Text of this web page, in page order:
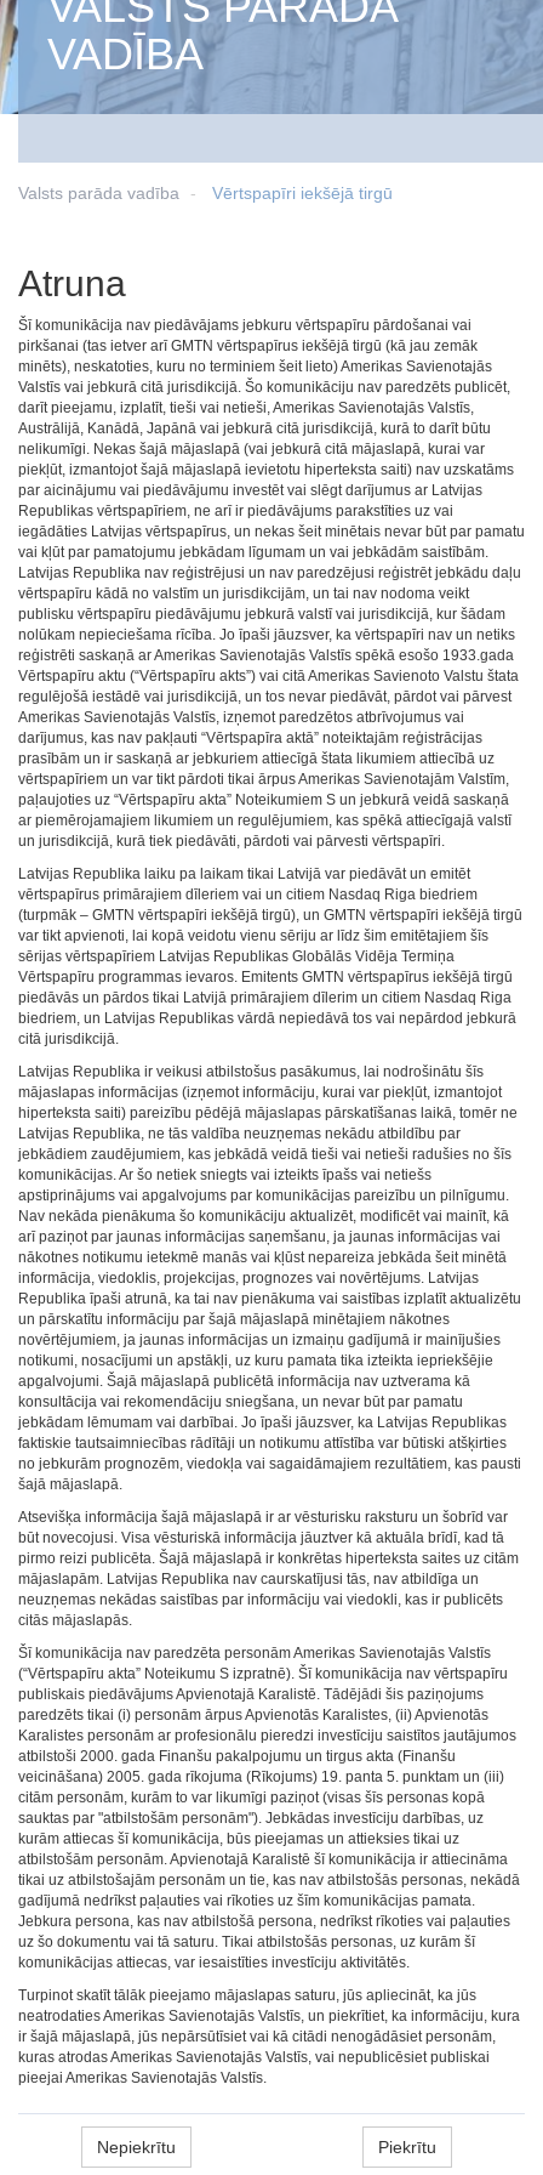
VADĪBA
Valsts parāda vadība Vērtspapīri iekšējā tirgū
Atruna
Šī komunikācija nav piedāvājams jebkuru vērtspapīru pārdošanai vai
pirkšanai (tas ietver arī GMTN vērtspapīrus iekšējā tirgū (kā jau zemāk
minēts), neskatoties, kuru no terminiem šeit lieto) Amerikas Savienotajās
Valstīs vai jebkurā citā jurisdikcijā. Šo komunikāciju nav paredzēts publicēt,
darīt pieejamu, izplatīt, tieši vai netieši, Amerikas Savienotajās Valstīs,
Austrālijā, Kanādā, Japānā vai jebkurā citā jurisdikcijā, kurā to darīt būtu
nelikumīgi. Nekas šajā mājaslapā (vai jebkurā citā mājaslapā, kurai var
piekļūt, izmantojot šajā mājaslapā ievietotu hiperteksta saiti) nav uzskatāms
par aicinājumu vai piedāvājumu investēt vai slēgt darījumus ar Latvijas
Republikas vērtspapīriem, ne arī ir piedāvājums parakstīties uz vai
iegādāties Latvijas vērtspapīrus, un nekas šeit minētais nevar būt par pamatu
vai kļūt par pamatojumu jebkādam līgumam un vai jebkādām saistībām.
Latvijas Republika nav reģistrējusi un nav paredzējusi reģistrēt jebkādu daļu
vērtspapīru kādā no valstīm un jurisdikcijām, un tai nav nodoma veikt
publisku vērtspapīru piedāvājumu jebkurā valstī vai jurisdikcijā, kur šādam
nolūkam nepieciešama rīcība. Jo īpaši jāuzsver, ka vērtspapīri nav un netiks
reģistrēti saskaņā ar Amerikas Savienotajās Valstīs spēkā esošo 1933.gada
Vērtspapīru aktu (“Vērtspapīru akts”) vai citā Amerikas Savienoto Valstu štata
regulējošā iestādē vai jurisdikcijā, un tos nevar piedāvāt, pārdot vai pārvest
Amerikas Savienotajās Valstīs, izņemot paredzētos atbrīvojumus vai
darījumus, kas nav pakļauti “Vērtspapīra aktā” noteiktajām reģistrācijas
prasībām un ir saskaņā ar jebkuriem attiecīgā štata likumiem attiecībā uz
vērtspapīriem un var tikt pārdoti tikai ārpus Amerikas Savienotajām Valstīm,
paļaujoties uz “Vērtspapīru akta” Noteikumiem S un jebkurā veidā saskaņā
ar piemērojamajiem likumiem un regulējumiem, kas spēkā attiecīgajā valstī
un jurisdikcijā, kurā tiek piedāvāti, pārdoti vai pārvesti vērtspapīri.
Latvijas Republika laiku pa laikam tikai Latvijā var piedāvāt un emitēt
vērtspapīrus primārajiem dīleriem vai un citiem Nasdaq Riga biedriem
(turpmāk – GMTN vērtspapīri iekšējā tirgū), un GMTN vērtspapīri iekšējā tirgū
var tikt apvienoti, lai kopā veidotu vienu sēriju ar līdz šim emitētajiem šīs
sērijas vērtspapīriem Latvijas Republikas Globālās Vidēja Termiņa
Vērtspapīru programmas ievaros. Emitents GMTN vērtspapīrus iekšējā tirgū
piedāvās un pārdos tikai Latvijā primārajiem dīlerim un citiem Nasdaq Riga
biedriem, un Latvijas Republikas vārdā nepiedāvā tos vai nepārdod jebkurā
citā jurisdikcijā.
Latvijas Republika ir veikusi atbilstošus pasākumus, lai nodrošinātu šīs
mājaslapas informācijas (izņemot informāciju, kurai var piekļūt, izmantojot
hiperteksta saiti) pareizību pēdējā mājaslapas pārskatīšanas laikā, tomēr ne
Latvijas Republika, ne tās valdība neuzņemas nekādu atbildību par
jebkādiem zaudējumiem, kas jebkādā veidā tieši vai netieši radušies no šīs
komunikācijas. Ar šo netiek sniegts vai izteikts īpašs vai netiešs
apstiprinājums vai apgalvojums par komunikācijas pareizību un pilnīgumu.
Nav nekāda pienākuma šo komunikāciju aktualizēt, modificēt vai mainīt, kā
arī paziņot par jaunas informācijas saņemšanu, ja jaunas informācijas vai
nākotnes notikumu ietekmē manās vai kļūst nepareiza jebkāda šeit minētā
informācija, viedoklis, projekcijas, prognozes vai novērtējums. Latvijas
Republika īpaši atrunā, ka tai nav pienākuma vai saistības izplatīt aktualizētu
un pārskatītu informāciju par šajā mājaslapā minētajiem nākotnes
novērtējumiem, ja jaunas informācijas un izmaiņu gadījumā ir mainījušies
notikumi, nosacījumi un apstākļi, uz kuru pamata tika izteikta iepriekšējie
apgalvojumi. Šajā mājaslapā publicētā informācija nav uztverama kā
konsultācija vai rekomendāciju sniegšana, un nevar būt par pamatu
jebkādam lēmumam vai darbībai. Jo īpaši jāuzsver, ka Latvijas Republikas
faktiskie tautsaimniecības rādītāji un notikumu attīstība var būtiski atšķirties
no jebkurām prognozēm, viedokļa vai sagaidāmajiem rezultātiem, kas pausti
šajā mājaslapā.
Atsevišķa informācija šajā mājaslapā ir ar vēsturisku raksturu un šobrīd var
būt novecojusi. Visa vēsturiskā informācija jāuztver kā aktuāla brīdī, kad tā
pirmo reizi publicēta. Šajā mājaslapā ir konkrētas hiperteksta saites uz citām
mājaslapām. Latvijas Republika nav caurskatījusi tās, nav atbildīga un
neuzņemas nekādas saistības par informāciju vai viedokli, kas ir publicēts
citās mājaslapās.
Šī komunikācija nav paredzēta personām Amerikas Savienotajās Valstīs
(“Vērtspapīru akta” Noteikumu S izpratnē). Šī komunikācija nav vērtspapīru
publiskais piedāvājums Apvienotajā Karalistē. Tādējādi šis paziņojums
paredzēts tikai (i) personām ārpus Apvienotās Karalistes, (ii) Apvienotās
Karalistes personām ar profesionālu pieredzi investīciju saistītos jautājumos
atbilstoši 2000. gada Finanšu pakalpojumu un tirgus akta (Finanšu
veicināšana) 2005. gada rīkojuma (Rīkojums) 19. panta 5. punktam un (iii)
citām personām, kurām to var likumīgi paziņot (visas šīs personas kopā
sauktas par "atbilstošām personām"). Jebkādas investīciju darbības, uz
kurām attiecas šī komunikācija, būs pieejamas un attieksies tikai uz
atbilstošām personām. Apvienotajā Karalistē šī komunikācija ir attiecināma
tikai uz atbilstošajām personām un tie, kas nav atbilstošās personas, nekādā
gadījumā nedrīkst paļauties vai rīkoties uz šīm komunikācijas pamata.
Jebkura persona, kas nav atbilstošā persona, nedrīkst rīkoties vai paļauties
uz šo dokumentu vai tā saturu. Tikai atbilstošās personas, uz kurām šī
komunikācijas attiecas, var iesaistīties investīciju aktivitātēs.
Turpinot skatīt tālāk pieejamo mājaslapas saturu, jūs apliecināt, ka jūs
neatrodaties Amerikas Savienotajās Valstīs, un piekrītiet, ka informāciju, kura
ir šajā mājaslapā, jūs nepārsūtīsiet vai kā citādi nenogādāsiet personām,
kuras atrodas Amerikas Savienotajās Valstīs, vai nepublicēsiet publiskai
pieejai Amerikas Savienotajās Valstīs.
Nepiekrītu Piekrītu